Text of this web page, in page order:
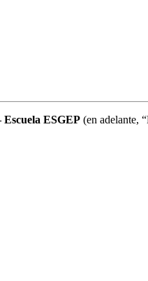
Escuela ESGEP (en adelante,